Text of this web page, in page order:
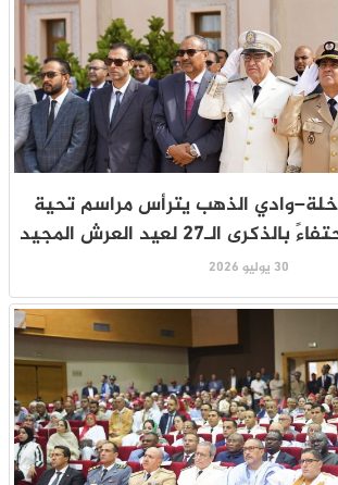
الذهب يترأس مراسم تحية
الـ27 لعيد العرش المجيد
30 يوليو 2026